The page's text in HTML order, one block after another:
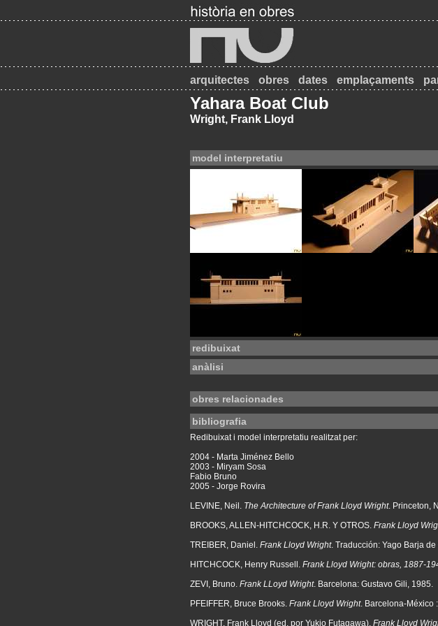
arquitectes obres dates emplaçaments
Yahara Boat Club
Wright, Frank Lloyd
model interpretatiu
redibuixat
anàlisi
obres relacionades
bibliografia
Redibuixat i model interpretatiu realitzat per:
2004 - Marta Jiménez Bello
2003 - Miryam Sosa
Fabio Bruno
2005 - Jorge Rovira
LEVINE, Neil. The Architecture of Frank Lloyd Wright. Princeton,
BROOKS, ALLEN-HITCHCOCK, H.R. Y OTROS. Frank Lloyd
TREIBER, Daniel. Frank Lloyd Wright. Traducción: Yago Barja
HITCHCOCK, Henry Russell. Frank Lloyd Wright: obras, 1887-
ZEVI, Bruno. Frank LLoyd Wright. Barcelona: Gustavo Gili, 1985.
PFEIFFER, Bruce Brooks. Frank Lloyd Wright. Barcelona-México
WRIGHT, Frank Lloyd (ed. por Yukio Futagawa). Frank Lloyd